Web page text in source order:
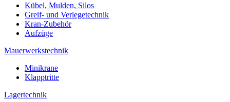
Kübel, Mulden, Silos
Greif- und Verlegetechnik
Kran-Zubehör
Aufzüge
Mauerwerkstechnik
Minikrane
Klapptritte
Lagertechnik